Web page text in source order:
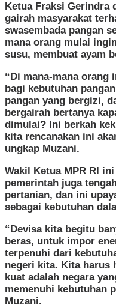
Ketua Fraksi Gerindra
gairah masyarakat
swasembada pangan
mana orang mulai
susu, membuat ayam
“Di mana-mana
bagi kebutuhan
pangan yang bergizi,
bergairah bertanya
dimulai? Ini berkah
kita rencanakan ini
ungkap Muzani.
Wakil Ketua MPR RI
pemerintah juga
pertanian, dan ini
sebagai kebutuhan
“Devisa kita begitu
beras, untuk impor
terpenuhi dari
negeri kita. Kita harus
kuat adalah negara
memenuhi kebutuhan
Muzani.